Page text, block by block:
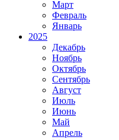
Март
Февраль
Январь
2025
Декабрь
Ноябрь
Октябрь
Сентябрь
Август
Июль
Июнь
Май
Апрель